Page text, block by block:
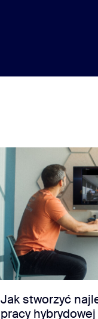
Jak stworzyć
pracy hybrydowej